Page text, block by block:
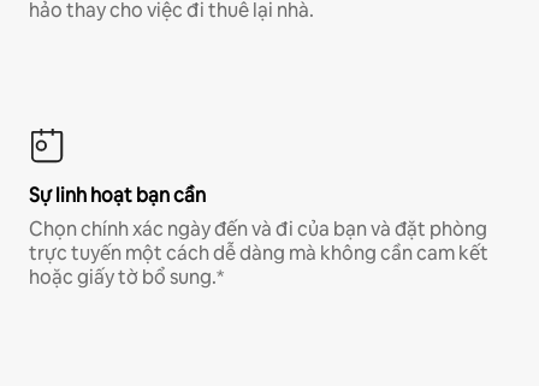
hảo thay cho việc đi thuê lại nhà.
Sự linh hoạt bạn cần
Chọn chính xác ngày đến và đi của bạn và đặt phòng
trực tuyến một cách dễ dàng mà không cần cam kết
hoặc giấy tờ bổ sung.*